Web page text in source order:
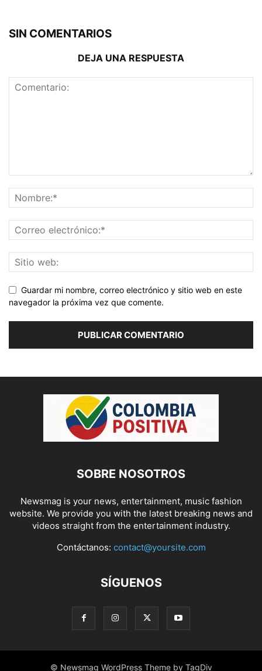
SIN COMENTARIOS
DEJA UNA RESPUESTA
Guardar mi nombre, correo electrónico y sitio web en este
navegador la próxima vez que comente.
SOBRE NOSOTROS
Newsmag is your news, entertainment, music fashion
website. We provide you with the latest breaking news and
videos straight from the entertainment industry.
Contáctanos: contact@yoursite.com
SÍGUENOS
© Newsmag WordPress Theme by TagDiv